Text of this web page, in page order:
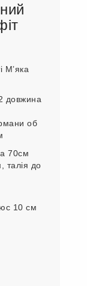
Мʼяка
довжина
об
70см
талія до
10 см